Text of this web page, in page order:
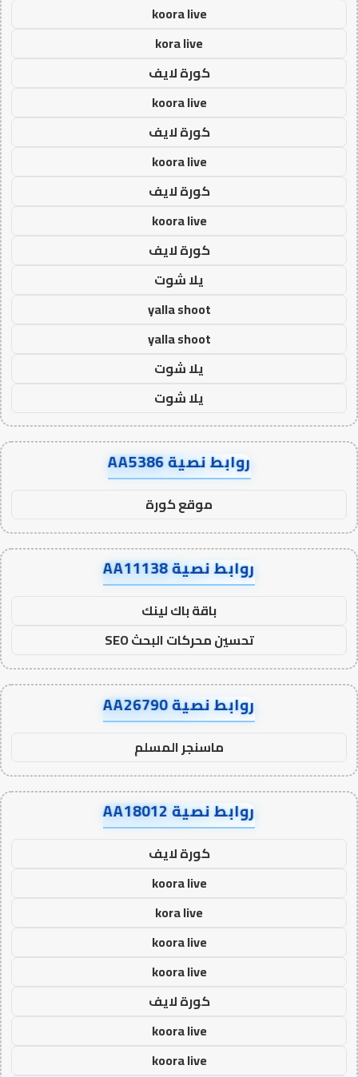
koora live
kora live
كورة لايف
koora live
كورة لايف
koora live
كورة لايف
koora live
كورة لايف
يلا شوت
yalla shoot
yalla shoot
يلا شوت
يلا شوت
روابط نصية AA5386
موقع كورة
روابط نصية AA11138
باقة باك لينك
تحسين محركات البحث SEO
روابط نصية AA26790
ماسنجر المسلم
روابط نصية AA18012
كورة لايف
koora live
kora live
koora live
koora live
كورة لايف
koora live
koora live